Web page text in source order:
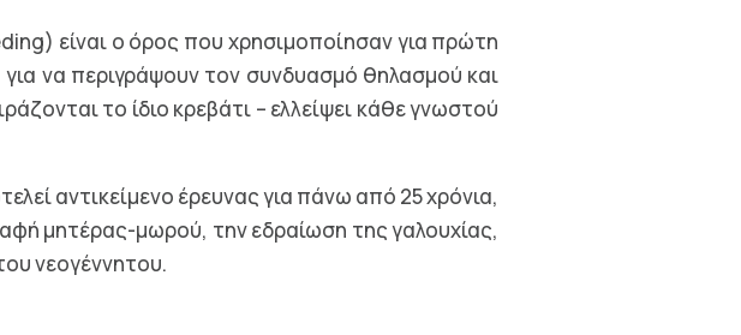
είναι ο όρος που χρησιμοποίησαν για πρώτη
να περιγράψουν τον συνδυασμό θηλασμού και
το ίδιο κρεβάτι – ελλείψει κάθε γνωστού
αντικείμενο έρευνας για πάνω από 25 χρόνια,
μητέρας-μωρού, την εδραίωση της γαλουχίας,
νεογέννητου.